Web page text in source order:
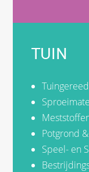
TUIN
Potgrond
Speel- en